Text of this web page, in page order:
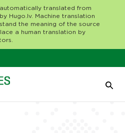
translated from
Hugo.lv. Machine translation
the meaning of the source
a human translation by